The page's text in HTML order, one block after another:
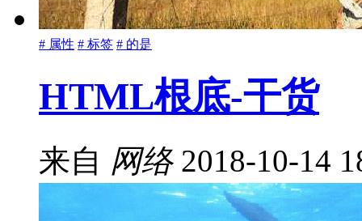
# 属性 # 标签 # 的是
HTML根底-干货
来自 网络 2018-10-14